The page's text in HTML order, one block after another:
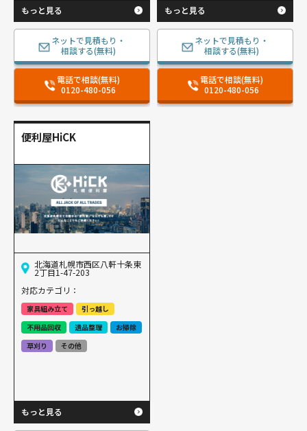
もっと見る
ネットで見積もり・
相談する(無料)
電話で相談(無料)
0120-480-056
もっと見る
ネットで見積もり・
相談する(無料)
電話で相談(無料)
0120-480-056
便利屋HiCK
北海道札幌市西区八軒十条東
2丁目1-47-203
対応カテゴリ：
家具組み立て
引っ越し
不用品回収
遺品整理
お掃除
草刈り
その他
もっと見る